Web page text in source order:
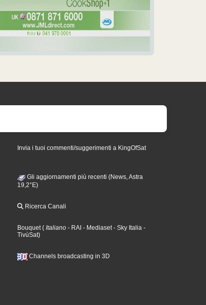
Invia i tuoi commenti/suggerimenti a KingOfSat
Gli aggiornamenti più recenti (News, Astra
19,2°E)
Ricerca Canali
Bouquet( Italiano - RAI - Mediaset- Sky Italia -
TivùSat)
Channels broadcasting in 3D